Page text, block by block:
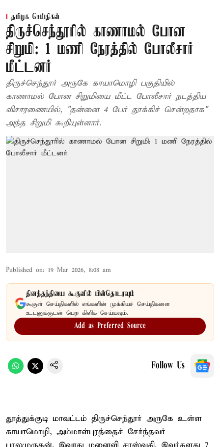
தமிழக செய்திகள்
திருச்செந்தூரில் காணாமல் போன
சிறுமி: 1 மணி நேரத்தில் போலீசார்
மீட்டனர்
திருச்செந்தூர் அருகே காயாமொழி பகுதியில்
காணாமல் போன சிறுமியை மீட்ட போலீசார் நடத்திய
விசாரணையில், "தன்னை 4 பேர் தூக்கிச் சென்றதாக"
அந்த சிறுமி கூறியுள்ளார்.
Published on: 19 Mar 2026, 8:08 am
தினத்தந்தியை கூகுளில் பின்தொடரவும்
கூகுள் செய்திகளில் எங்களின் முக்கியச் செய்திகளை
உடனுக்குடன் பெற கிளிக் செய்யவும்.
Add as Preferred Source
Follow Us
தூத்துக்குடி மாவட்டம் திருச்செந்தூர் அருகே உள்ள
காயாமொழி, அம்மாள்புரத்தைச் சேர்ந்தவர்